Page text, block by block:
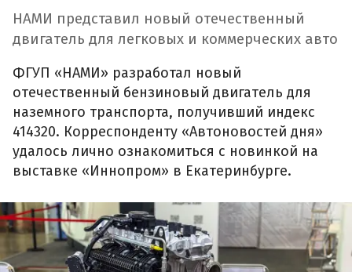
НАМИ представил новый отечественный
двигатель для легковых и коммерческих авто
ФГУП «НАМИ» разработал новый
отечественный бензиновый двигатель для
наземного транспорта, получивший индекс
414320. Корреспонденту «Автоновостей дня»
удалось лично ознакомиться с новинкой на
выставке «Иннопром» в Екатеринбурге.